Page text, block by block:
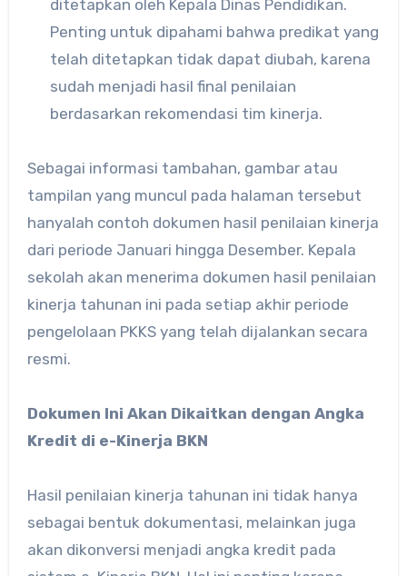
ditetapkan oleh Kepala Dinas Pendidikan.
Penting untuk dipahami bahwa predikat yang
telah ditetapkan tidak dapat diubah, karena
sudah menjadi hasil final penilaian
berdasarkan rekomendasi tim kinerja.
Sebagai informasi tambahan, gambar atau
tampilan yang muncul pada halaman tersebut
hanyalah contoh dokumen hasil penilaian kinerja
dari periode Januari hingga Desember. Kepala
sekolah akan menerima dokumen hasil penilaian
kinerja tahunan ini pada setiap akhir periode
pengelolaan PKKS yang telah dijalankan secara
resmi.
Dokumen Ini Akan Dikaitkan dengan Angka
Kredit di e-Kinerja BKN
Hasil penilaian kinerja tahunan ini tidak hanya
sebagai bentuk dokumentasi, melainkan juga
akan dikonversi menjadi angka kredit pada